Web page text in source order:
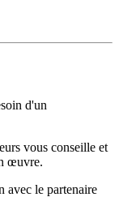
d'un
vous conseille et
œuvre.
avec le partenaire